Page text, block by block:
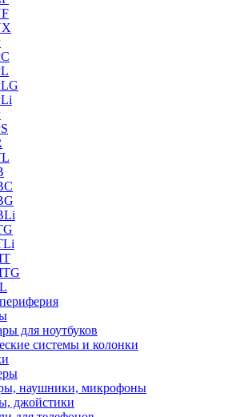
для ноутбуков
системы и колонки
наушники, микрофоны
джойстики